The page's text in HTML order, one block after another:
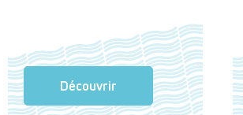
Découvrir